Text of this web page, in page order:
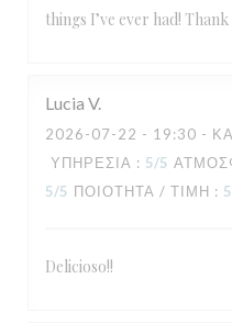
things I’ve ever had! Thank
Lucia V
2026-07-22 - 19:30 -
ΥΠΗΡΕΣΊΑ : 5/5
5/5 ΠΟΙΌΤΗΤΑ / ΤΙΜΉ : 5
Delicioso!!